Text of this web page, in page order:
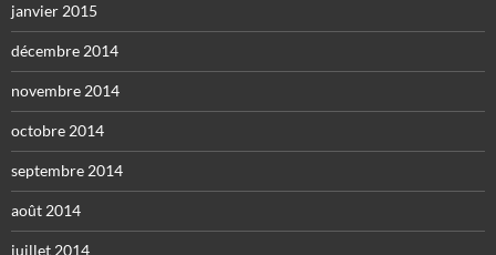
janvier 2015
décembre 2014
novembre 2014
octobre 2014
septembre 2014
août 2014
juillet 2014